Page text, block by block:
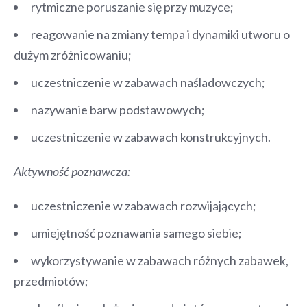
rytmiczne poruszanie się przy muzyce;
reagowanie na zmiany tempa i dynamiki utworu o
dużym zróżnicowaniu;
uczestniczenie w zabawach naśladowczych;
nazywanie barw podstawowych;
uczestniczenie w zabawach konstrukcyjnych.
Aktywność poznawcza:
uczestniczenie w zabawach rozwijających;
umiejętność poznawania samego siebie;
wykorzystywanie w zabawach różnych zabawek,
przedmiotów;